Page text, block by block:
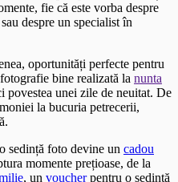
fie că este vorba despre
despre un specialist în
oportunități perfecte pentru
bine realizată la nunta
povestea unei zile de neuitat. De
la bucuria petrecerii,
sedință foto devine un cadou
momente prețioase, de la
, un voucherpentru o sedință